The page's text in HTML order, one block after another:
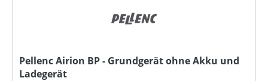
Pellenc Airion BP - Grundgerät ohne Akku und
Ladegerät